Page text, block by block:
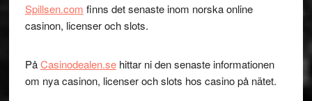
Spillsen.com finns det senaste inom norska online
casinon, licenser och slots.
PåCasinodealen.sehittar ni den senaste informationen
om nya casinon, licenser och slots hos casino på nätet.